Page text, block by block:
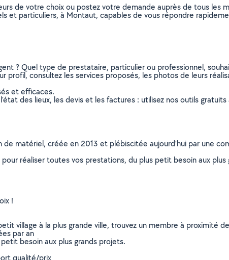
de votre choix ou postez votre demande auprès de tous les
et particuliers, à Montaut, capables de vous répondre
? Quel type de prestataire, particulier ou professionnel,
consultez les services proposés, les photos de leurs
et efficaces.
des lieux, les devis et les factures : utilisez nos outils
matériel, créée en 2013 et plébiscitée aujourd’hui par une
réaliser toutes vos prestations, du plus petit besoin aux
!
village à la plus grande ville, trouvez un membre à proximité
par an
besoin aux plus grands projets.
qualité/prix